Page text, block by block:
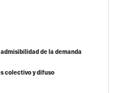
admisibilidad de la demanda
colectivo y difuso